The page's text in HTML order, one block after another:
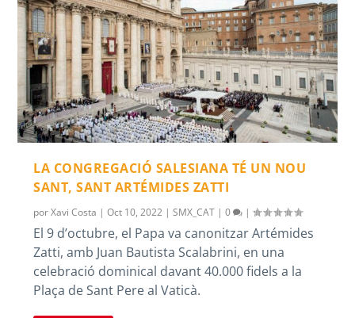
LA CONGREGACIÓ SALESIANA TÉ UN NOU
SANT, SANT ARTÉMIDES ZATTI
porXavi Costa |Oct 10, 2022 |SMX_CAT |0 |
El 9 d’octubre, el Papa va canonitzar Artémides
Zatti, amb Juan Bautista Scalabrini, en una
celebració dominical davant 40.000 fidels a la
Plaça de Sant Pere al Vaticà.